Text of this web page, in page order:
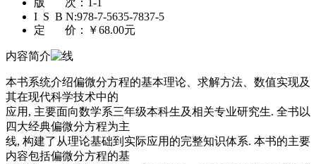
版 次： 1-1
I S B N:978-7-5635-7837-5
定 价：
￥68.00元
内容简介
本书系统介绍偏微分方程的基本理论、求解方法、数值实现及
其在现代科学技术中的
应用, 主要面向数学系三年级本科生及相关专业研究生. 全书以
四大经典偏微分方程为主
线, 构建了从理论基础到实际应用的完整知识体系. 本书的主要
内容包括偏微分方程的基